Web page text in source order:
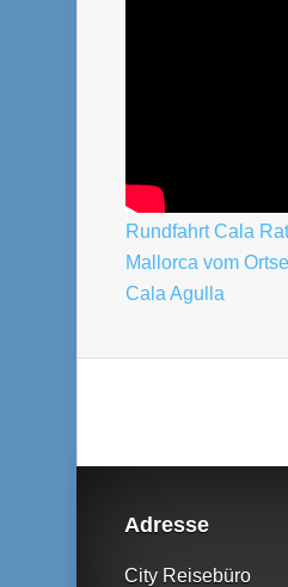
Rundfahrt Cala
Mallorca vom
Cala Agulla
Adresse
City Reisebüro